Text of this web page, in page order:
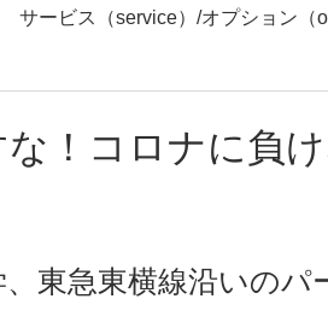
サービス（service）/オプション（
！コロナに負
東急東横線沿いの